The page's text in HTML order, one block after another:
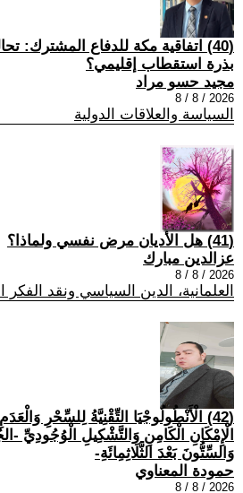
(40) اتفاقية مكة للدفاع المشترك:
بذرة استقطاب إقليمي؟
مجيد حسو مراد
2026 / 8 / 8
السياسة والعلاقات الدولية
(41) هل الأديان مرض نفسي ولماذا؟
عزالدين مبارك
2026 / 8 / 8
العلمانية، الدين السياسي ونقد الفكر
(42) الْأَنْطُولُوجْيَا التِّقْنِيَّةُ لِلسِّحْرِ
الْإِمْكَانِ الْكَامِنِ وَالتَّشْكِيلِ الْوُجُودِيِّ -
وَالسِّتُّونَ بَعْدَ الثَّلَاثِمِائَةِ-
حمودة المعناوي
2026 / 8 / 8